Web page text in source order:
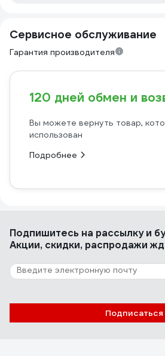
Сервисное обслуживание
Гарантия производителя
120 дней обмен и
Вы можете вернуть товар,
использован
Подробнее
Подпишитесь на рассылкуи
Акции, скидки, распродажи
Подписаться